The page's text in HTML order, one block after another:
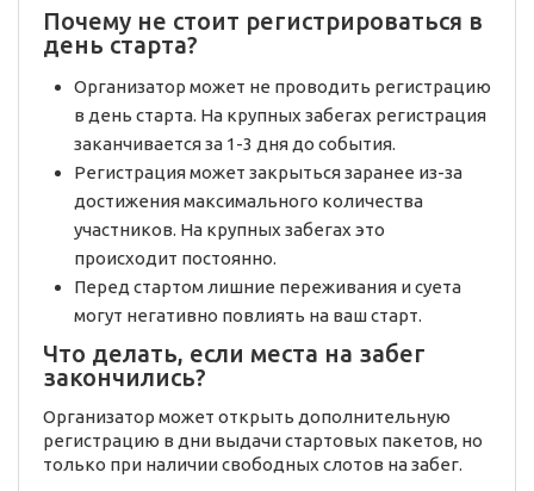
Почему не стоит регистрироваться в
день старта?
Организатор может не проводить регистрацию
в день старта. На крупных забегах регистрация
заканчивается за 1-3 дня до события.
Регистрация может закрыться заранее из-за
достижения максимального количества
участников. На крупных забегах это
происходит постоянно.
Перед стартом лишние переживания и суета
могут негативно повлиять на ваш старт.
Что делать, если места на забег
закончились?
Организатор может открыть дополнительную
регистрацию в дни выдачи стартовых пакетов, но
только при наличии свободных слотов на забег.